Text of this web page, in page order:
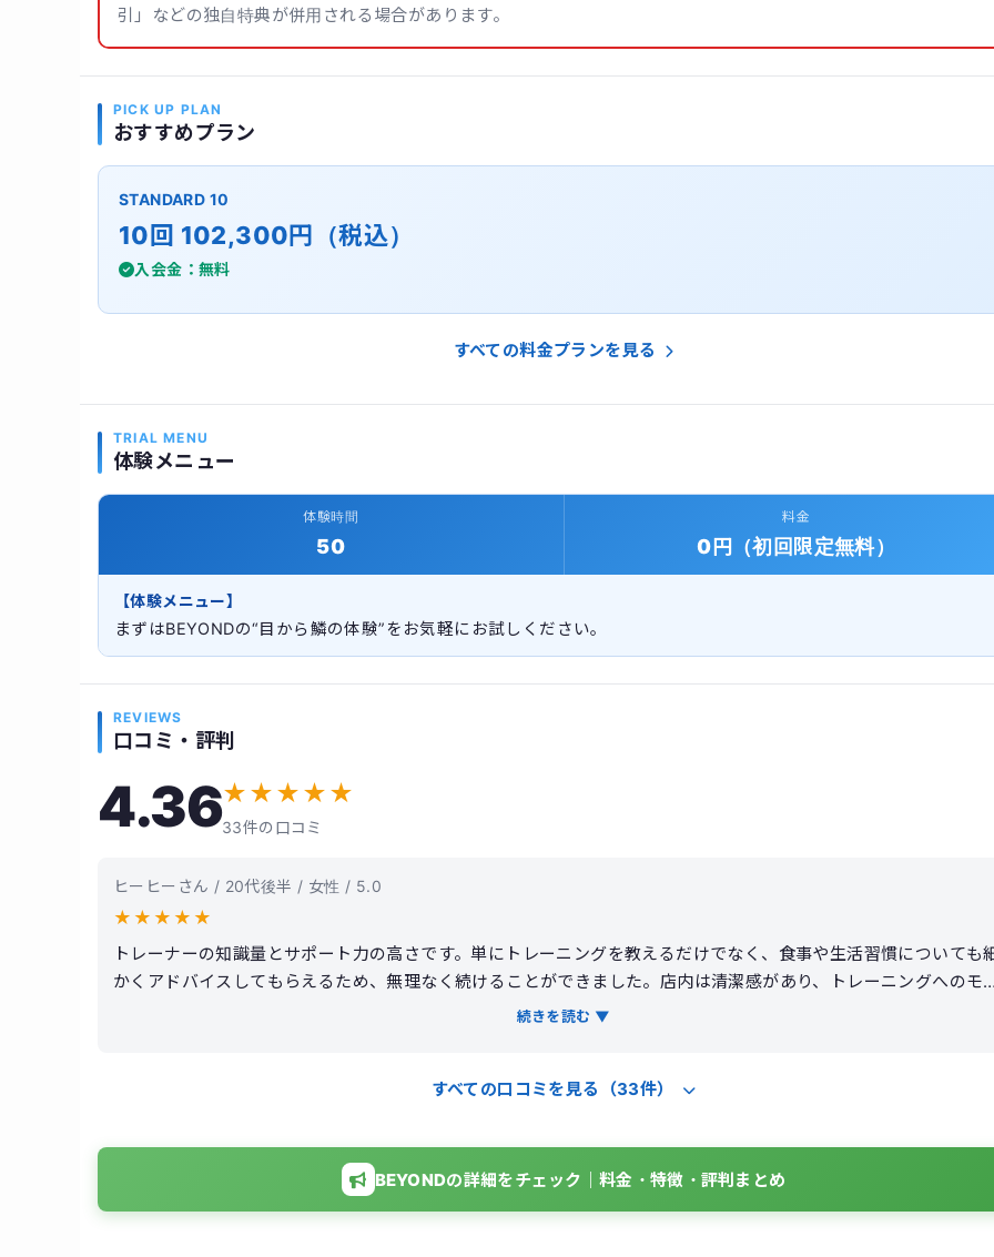
引」などの独自特典が併用される場合があります。
PICK UP PLAN
おすすめプラン
STANDARD 10
10回 102,300円（税込）
入会金：無料
すべての料金プランを見る
TRIAL MENU
体験メニュー
体験時間
50
料金
0円（初回限定無料）
【体験メニュー】
まずはBEYONDの“目から鱗の体験”をお気軽にお試しください。
REVIEWS
口コミ・評判
4.36★★★★★
33件の口コミ
ヒーヒーさん / 20代後半 / 女性 / 5.0
★ ★ ★ ★ ★
トレーナーの知識量とサポート力の高さです。単にトレーニングを教えるだけでなく、食事や生活習慣についても
かくアドバイスしてもらえるため、無理なく続けることができました。店内は清潔感があり、トレーニングへのモ
ベーションも自然と上がります。実際に体重や体型の変化だけでなく、姿勢の改善や体力向上も実感できました。
続きを読む ▼
すべての口コミを見る（33件）
BEYONDの詳細をチェック｜料金・特徴・評判まとめ